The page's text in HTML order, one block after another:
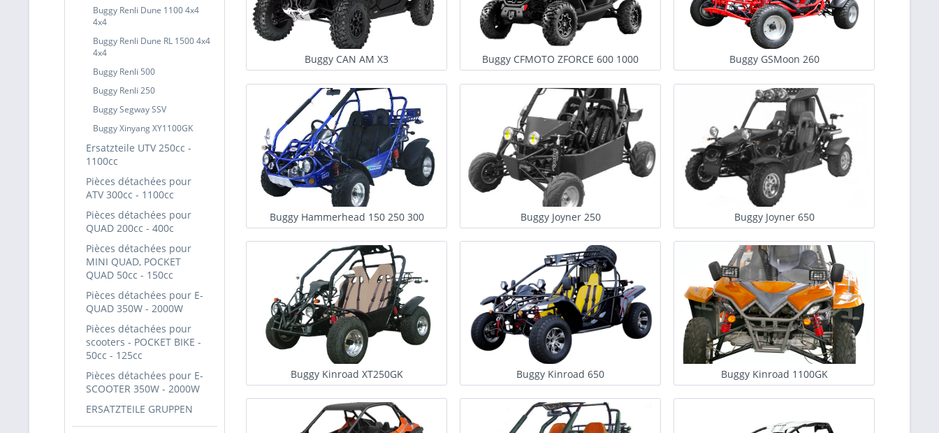
Buggy Renli Dune 1100 4x4
4x4
Buggy Renli Dune RL 1500 4x4
4x4
Buggy Renli 500
Buggy Renli 250
Buggy Segway SSV
Buggy Xinyang XY1100GK
Ersatzteile UTV 250cc -
1100cc
Pièces détachées pour
ATV 300cc - 1100cc
Pièces détachées pour
QUAD 200cc - 400c
Pièces détachées pour
MINI QUAD, POCKET
QUAD 50cc - 150cc
Pièces détachées pour E-
QUAD 350W - 2000W
Pièces détachées pour
scooters - POCKET BIKE -
50cc - 125cc
Pièces détachées pour E-
SCOOTER 350W - 2000W
ERSATZTEILE GRUPPEN
Buggy CAN AM X3 Buggy CFMOTO ZFORCE 600 1000 Buggy GSMoon 260
Buggy Hammerhead 150 250 300 Buggy Joyner 250 Buggy Joyner 650
Buggy Kinroad XT250GK Buggy Kinroad 650 Buggy Kinroad 1100GK